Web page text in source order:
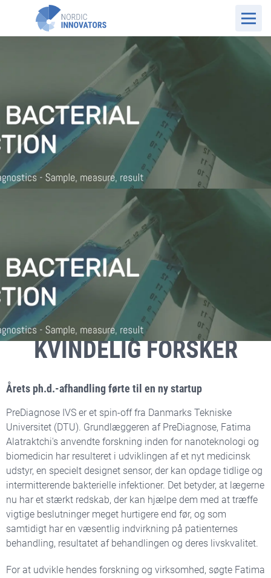
SUCCESHISTORIEN OM
EN UNG, INSPIRERENDE
KVINDELIG FORSKER
Årets ph.d.-afhandling førte til en ny startup
PreDiagnose IVS er et spin-off fra Danmarks Tekniske
Universitet (DTU). Grundlæggeren af PreDiagnose, Fatima
Alatraktchi's anvendte forskning inden for nanoteknologi og
biomedicin har resulteret i udviklingen af ​​et nyt medicinsk
udstyr, en specielt designet sensor, der kan opdage tidlige og
intermitterende bakterielle infektioner. Det betyder, at lægerne
nu har et stærkt redskab, der kan hjælpe dem med at træffe
vigtige beslutninger meget hurtigere end før, og som
samtidigt har en væsentlig indvirkning på patienternes
behandling, resultatet af behandlingen og deres livskvalitet.
For at udvikle hendes forskning og virksomhed, søgte Fatima